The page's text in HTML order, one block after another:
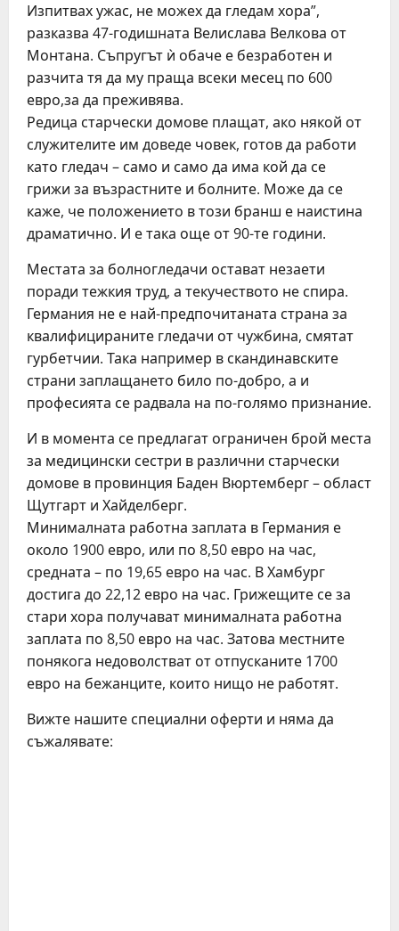
Изпитвах ужас, не можех да гледам хора”,
разказва 47-годишната Велислава Велкова от
Монтана. Съпругът ѝ обаче е безработен и
разчита тя да му праща всеки месец по 600
евро,за да преживява.
Редица старчески домове плащат, ако някой от
служителите им доведе човек, готов да работи
като гледач – само и само да има кой да се
грижи за възрастните и болните. Може да се
каже, че положението в този бранш е наистина
драматично. И е така още от 90-те години.
Местата за болногледачи остават незаети
поради тежкия труд, а текучеството не спира.
Германия не е най-предпочитаната страна за
квалифицираните гледачи от чужбина, смятат
гурбетчии. Така например в скандинавските
страни заплащането било по-добро, а и
професията се радвала на по-голямо признание.
И в момента се предлагат ограничен брой места
за медицински сестри в различни старчески
домове в провинция Баден Вюртемберг – област
Щутгарт и Хайделберг.
Минималната работна заплата в Германия е
около 1900 евро, или по 8,50 евро на час,
средната – по 19,65 евро на час. В Хамбург
достига до 22,12 евро на час. Грижещите се за
стари хора получават минималната работна
заплата по 8,50 евро на час. Затова местните
понякога недоволстват от отпусканите 1700
евро на бежанците, които нищо не работят.
Вижте нашите специални оферти и няма да
съжалявате: